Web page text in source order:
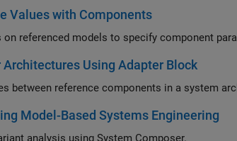
Values with Components
referenced models to specify component
Using Adapter Block
between reference components in a system
Model-Based Systems Engineering
analysis using System Composer.